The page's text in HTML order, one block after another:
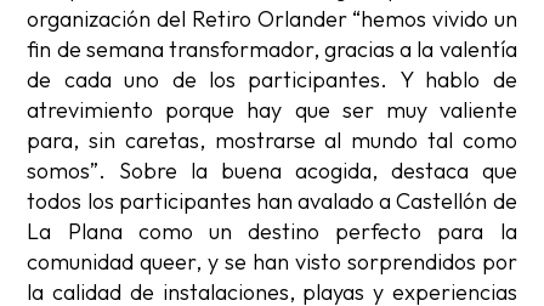
organización del Retiro Orlander “hemos vivido un
fin de semana transformador, gracias a la valentía
de cada uno de los participantes. Y hablo de
atrevimiento porque hay que ser muy valiente
para, sin caretas, mostrarse al mundo tal como
somos”. Sobre la buena acogida, destaca que
todos los participantes han avalado a Castellón de
La Plana como un destino perfecto para la
comunidad queer, y se han visto sorprendidos por
la calidad de instalaciones, playas y experiencias